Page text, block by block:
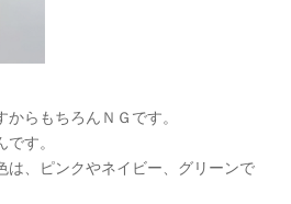
らもちろんＮＧです。
す。
は、ピンクやネイビー、グリーンで